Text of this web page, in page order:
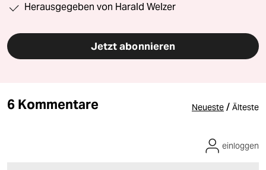
Herausgegeben von Harald Welzer
Jetzt abonnieren
6 Kommentare Neueste / Älteste
einloggen